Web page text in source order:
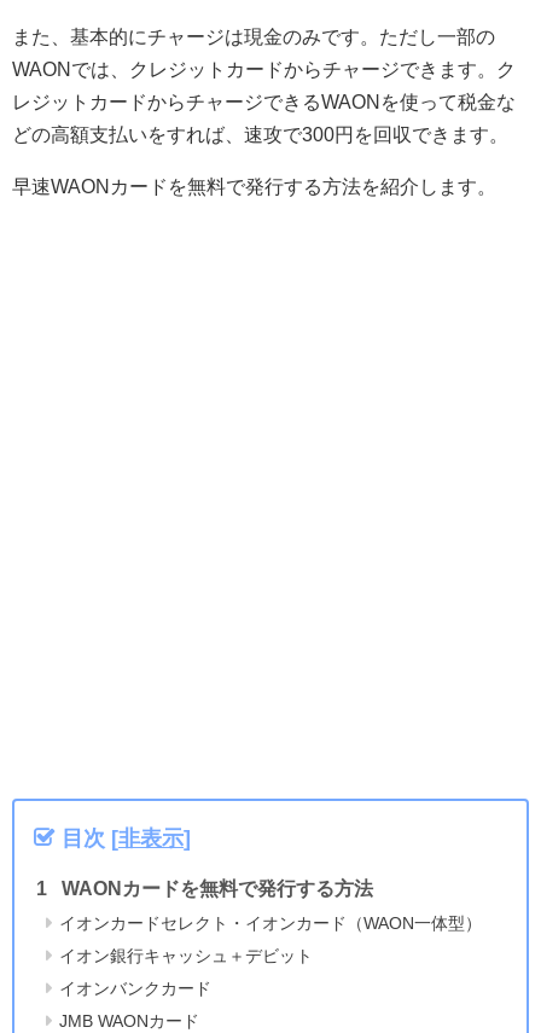
また、基本的にチャージは現金のみです。ただし一部の
WAONでは、クレジットカードからチャージできます。ク
レジットカードからチャージできるWAONを使って税金な
どの高額支払いをすれば、速攻で300円を回収できます。
早速WAONカードを無料で発行する方法を紹介します。
目次 [非表示]
WAONカードを無料で発行する方法
イオンカードセレクト・イオンカード（WAON一体型）
イオン銀行キャッシュ＋デビット
イオンバンクカード
JMB WAONカード